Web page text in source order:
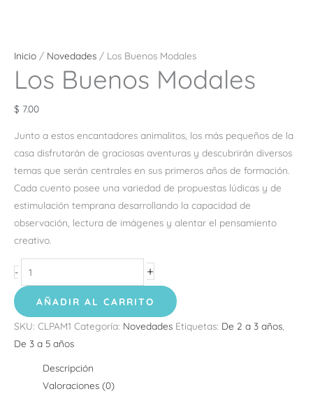
Inicio / Novedades / Los Buenos Modales
Los Buenos Modales
$ 7.00
Junto a estos encantadores animalitos, los más pequeños de la
casa disfrutarán de graciosas aventuras y descubrirán diversos
temas que serán centrales en sus primeros años de formación.
Cada cuento posee una variedad de propuestas lúdicas y de
estimulación temprana desarrollando la capacidad de
observación, lectura de imágenes y alentar el pensamiento
creativo.
- +
AÑADIR AL CARRITO
SKU: CLPAM1 Categoría: Novedades Etiquetas: De 2 a 3 años,
De 3 a 5 años
Descripción
Valoraciones (0)